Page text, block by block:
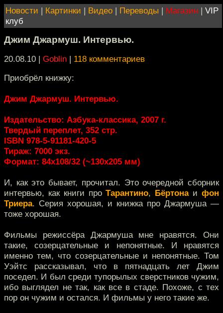
Новости | Картинки | Видео | Переводы | Магазин | VIP
клуб
Джим Джармуш. Интервью.
20.08.10 | Goblin | 118 комментариев
Приобрёл книжку:
Джим Джармуш. Интервью.
Издательство: Азбука-классика, 2007 г.
Твердый переплет, 352 стр.
ISBN 978-5-91181-420-5
Тираж: 7000 экз.
Формат: 84x108/32 (~130х205 мм)
И, как это бывает, прочитал. Это очередной сборник
интервью, как книги проТарантино, Бёртонаифон
Триера. Серия хорошая, и книжка про Джармуша —
тоже хорошая.
Фильмы режиссёра Джармуша мне нравятся. Они
такие, созерцательные и непонятные. И нравятся
именно тем, что созерцательные и непонятные. Том
Уэйтс рассказывал, что в пятнадцать лет Джим
поседел. И был среди тупорылых сверстников чужим,
ибо выглядел не так, как все в стаде. Похоже, с тех
пор он чужим и остался. И фильмы у него такие же.